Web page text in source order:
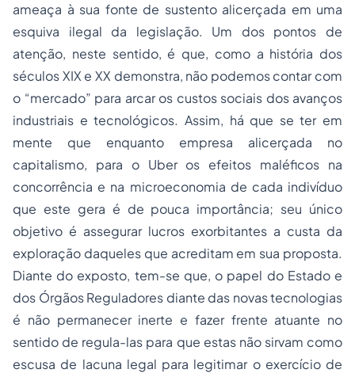
ameaça à sua fonte de sustento alicerçada em uma
esquiva ilegal da legislação. Um dos pontos de
atenção, neste sentido, é que, como a história dos
séculos XIX e XX demonstra, não podemos contar com
o “mercado” para arcar os custos sociais dos avanços
industriais e tecnológicos. Assim, há que se ter em
mente que enquanto empresa alicerçada no
capitalismo, para o Uber os efeitos maléficos na
concorrência e na microeconomia de cada indivíduo
que este gera é de pouca importância; seu único
objetivo é assegurar lucros exorbitantes a custa da
exploração daqueles que acreditam em sua proposta.
Diante do exposto, tem-se que, o papel do Estado e
dos Órgãos Reguladores diante das novas tecnologias
é não permanecer inerte e fazer frente atuante no
sentido de regula-las para que estas não sirvam como
escusa de lacuna legal para legitimar o exercício de